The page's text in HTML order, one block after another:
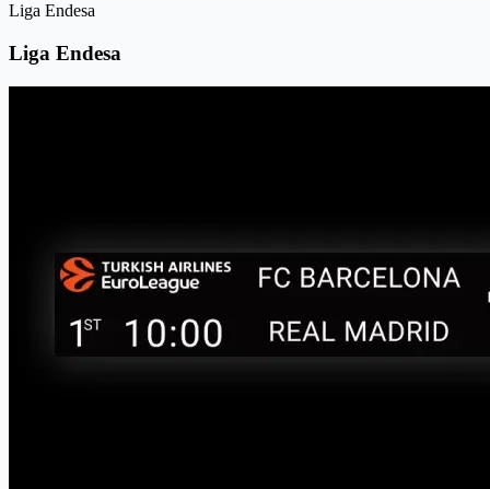
Liga Endesa
Liga Endesa